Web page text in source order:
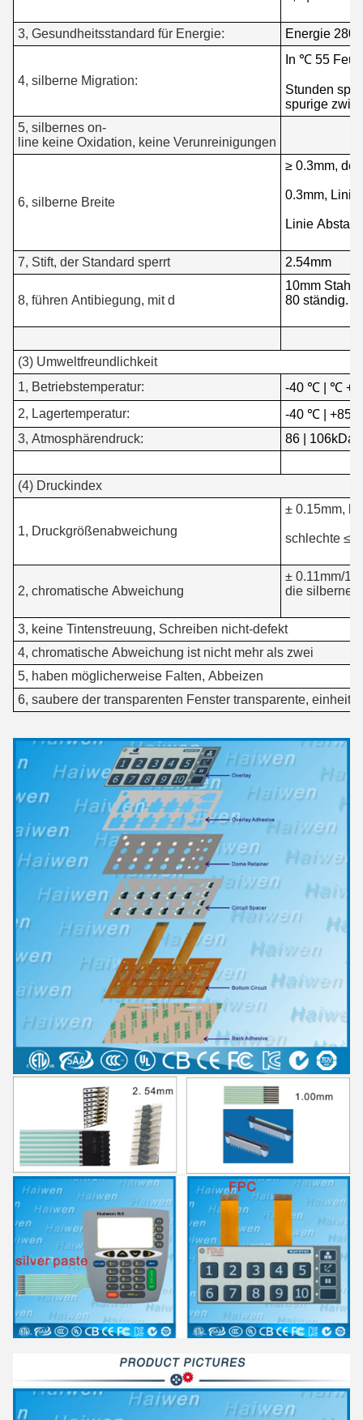
3, Gesundheitsstandard für Energie: Energie 280g
4, silberne Migration:
In ℃ 55
Stunden
spurige
5, silbernes on-
line keine Oxidation, keine Verunreinigungen
6, silberne Breite
≥ 0.3mm,
0.3mm, Linie
Linie
7, Stift, der Standard sperrt 2.54mm
8, führen Antibiegung, mit d
10mm
80 ständig.
(3) Umweltfreundlichkeit
1, Betriebstemperatur:
-40 ℃ | ℃
2, Lagertemperatur:
-40 ℃ | +85
3, Atmosphärendruck:
86 | 106kDa
(4) Druckindex
1, Druckgrößenabweichung
± 0.15mm,
schlechte ≤
2, chromatische Abweichung
± 0.11mm/
die silberne
3, keine Tintenstreuung, Schreiben nicht-defekt
4, chromatische Abweichung ist nicht mehr als zwei
5, haben möglicherweise Falten, Abbeizen
6, saubere der transparenten Fenster transparente,